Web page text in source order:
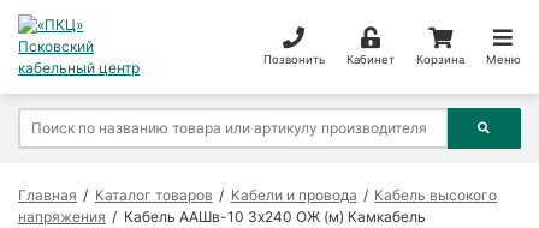
Позвонить Кабинет Корзина Меню
Главная Каталог товаров Кабели и провода
Кабель высокого
напряжения
Кабель ААШв-10 3х240 ОЖ (м) Камкабель